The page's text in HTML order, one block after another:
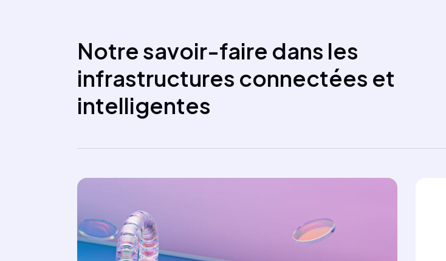
Notre savoir-faire dans les
infrastructures connectées et
intelligentes